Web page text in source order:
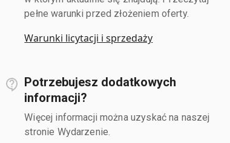
pełne warunki przed złożeniem oferty.
Warunki licytacji i sprzedaży
Potrzebujesz dodatkowych
informacji?
Więcej informacji można uzyskać na naszej
stronie Wydarzenie.